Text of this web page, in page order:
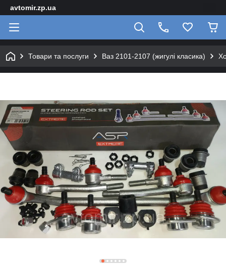
avtomir.zp.ua
Товари та послуги Ваз 2101-2107 (жигулі класика)